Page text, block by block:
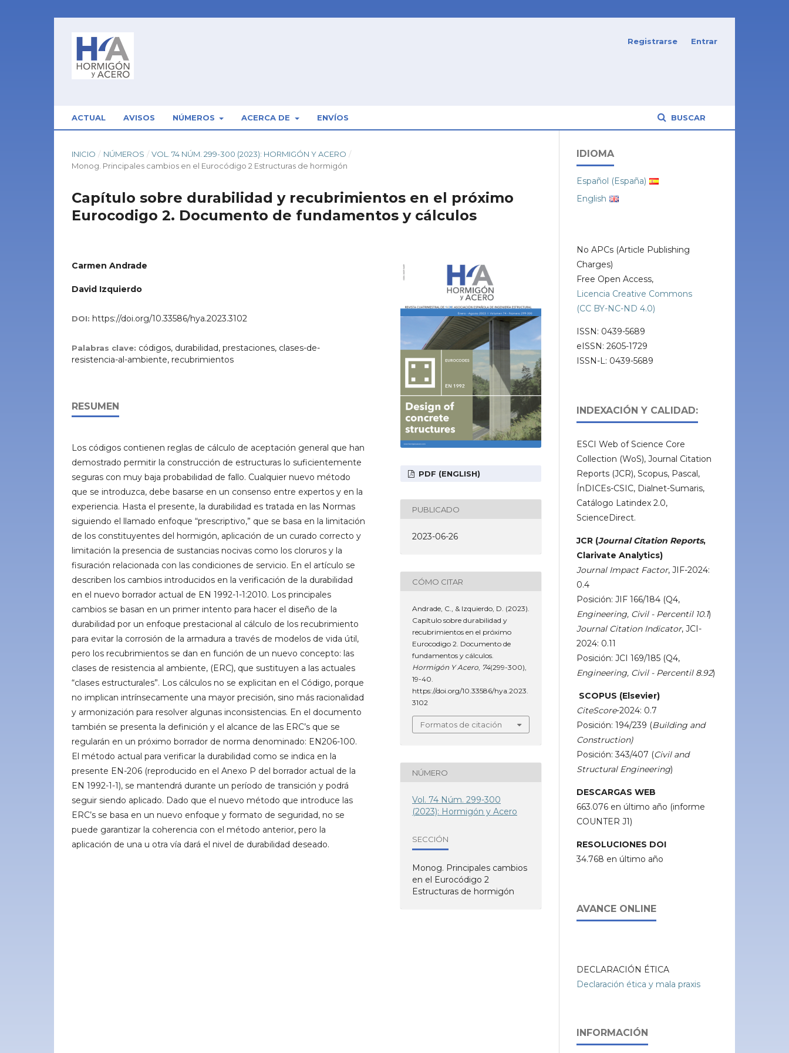
ACTUAL AVISOS NÚMEROS ACERCA DE ENVÍOS BUSCAR
Registrarse Entrar
INICIO / NÚMEROS / VOL. 74 NÚM. 299-300 (2023): HORMIGÓN Y ACERO /
Monog. Principales cambios en el Eurocódigo 2 Estructuras de hormigón
Capítulo sobre durabilidad y recubrimientos en el próximo
Eurocodigo 2. Documento de fundamentos y cálculos
Carmen Andrade
David Izquierdo
DOI: https://doi.org/10.33586/hya.2023.3102
Palabras clave: códigos, durabilidad, prestaciones, clases-de-
resistencia-al-ambiente, recubrimientos
RESUMEN
Los códigos contienen reglas de cálculo de aceptación general que han
demostrado permitir la construcción de estructuras lo suficientemente
seguras con muy baja probabilidad de fallo. Cualquier nuevo método
que se introduzca, debe basarse en un consenso entre expertos y en la
experiencia. Hasta el presente, la durabilidad es tratada en las Normas
siguiendo el llamado enfoque “prescriptivo,” que se basa en la limitación
de los constituyentes del hormigón, aplicación de un curado correcto y
limitación la presencia de sustancias nocivas como los cloruros y la
fisuración relacionada con las condiciones de servicio. En el artículo se
describen los cambios introducidos en la verificación de la durabilidad
en el nuevo borrador actual de EN 1992-1-1:2010. Los principales
cambios se basan en un primer intento para hacer el diseño de la
durabilidad por un enfoque prestacional al cálculo de los recubrimiento
para evitar la corrosión de la armadura a través de modelos de vida útil,
pero los recubrimientos se dan en función de un nuevo concepto: las
clases de resistencia al ambiente, (ERC), que sustituyen a las actuales
“clases estructurales”. Los cálculos no se explicitan en el Código, porque
no implican intrínsecamente una mayor precisión, sino más racionalidad
y armonización para resolver algunas inconsistencias. En el documento
también se presenta la definición y el alcance de las ERC’s que se
regularán en un próximo borrador de norma denominado: EN206-100.
El método actual para verificar la durabilidad como se indica en la
presente EN-206 (reproducido en el Anexo P del borrador actual de la
EN 1992-1-1), se mantendrá durante un período de transición y podrá
seguir siendo aplicado. Dado que el nuevo método que introduce las
ERC’s se basa en un nuevo enfoque y formato de seguridad, no se
puede garantizar la coherencia con el método anterior, pero la
aplicación de una u otra vía dará el nivel de durabilidad deseado.
PDF (ENGLISH)
PUBLICADO
2023-06-26
CÓMO CITAR
Andrade, C., & Izquierdo, D. (2023).
Capítulo sobre durabilidad y
recubrimientos en el próximo
Eurocodigo 2. Documento de
fundamentos y cálculos.
Hormigón Y Acero, 74(299-300),
19-40.
https://doi.org/10.33586/hya.2023.
3102
Formatos de citación
NÚMERO
Vol. 74 Núm. 299-300
(2023): Hormigón y Acero
SECCIÓN
Monog. Principales cambios
en el Eurocódigo 2
Estructuras de hormigón
IDIOMA
Español (España)
English
No APCs (Article Publishing
Charges)
Free Open Access,
Licencia Creative Commons
(CC BY-NC-ND 4.0)
ISSN: 0439-5689
eISSN: 2605-1729
ISSN-L: 0439-5689
INDEXACIÓN Y CALIDAD:
ESCI Web of Science Core
Collection (WoS), Journal Citation
Reports (JCR), Scopus, Pascal,
ÍnDICEs-CSIC, Dialnet-Sumaris,
Catálogo Latindex 2.0,
ScienceDirect.
JCR (Journal Citation Reports,
Clarivate Analytics)
Journal Impact Factor, JIF-2024:
0.4
Posición: JIF 166/184 (Q4,
Engineering, Civil - Percentil 10.1)
Journal Citation Indicator, JCI-
2024: 0.11
Posición: JCI 169/185 (Q4,
Engineering, Civil - Percentil 8.92)
SCOPUS (Elsevier)
CiteScore-2024: 0.7
Posición: 194/239 (Building and
Construction)
Posición: 343/407 (Civil and
Structural Engineering)
DESCARGAS WEB
663.076 en último año (informe
COUNTER J1)
RESOLUCIONES DOI
34.768 en último año
AVANCE ONLINE
DECLARACIÓN ÉTICA
Declaración ética y mala praxis
INFORMACIÓN